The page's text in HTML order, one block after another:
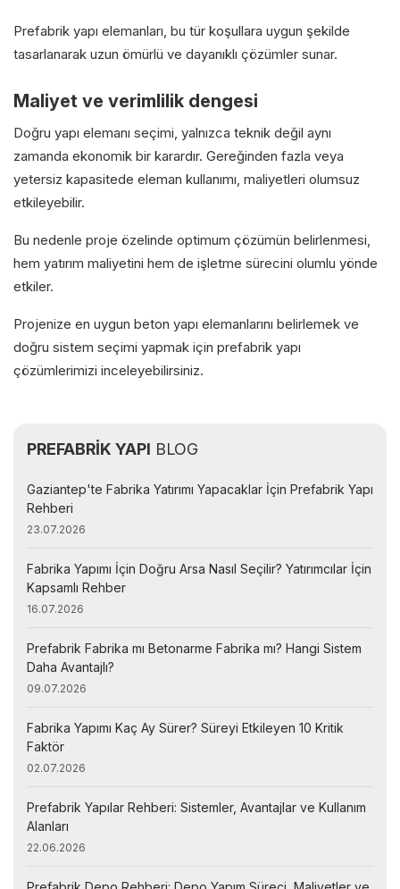
Prefabrik yapı elemanları, bu tür koşullara uygun şekilde
tasarlanarak uzun ömürlü ve dayanıklı çözümler sunar.
Maliyet ve verimlilik dengesi
Doğru yapı elemanı seçimi, yalnızca teknik değil aynı
zamanda ekonomik bir karardır. Gereğinden fazla veya
yetersiz kapasitede eleman kullanımı, maliyetleri olumsuz
etkileyebilir.
Bu nedenle proje özelinde optimum çözümün belirlenmesi,
hem yatırım maliyetini hem de işletme sürecini olumlu yönde
etkiler.
Projenize en uygun beton yapı elemanlarını belirlemek ve
doğru sistem seçimi yapmak için prefabrik yapı
çözümlerimizi inceleyebilirsiniz.
PREFABRİK YAPI BLOG
Gaziantep'te Fabrika Yatırımı Yapacaklar İçin Prefabrik Yapı
Rehberi
23.07.2026
Fabrika Yapımı İçin Doğru Arsa Nasıl Seçilir? Yatırımcılar İçin
Kapsamlı Rehber
16.07.2026
Prefabrik Fabrika mı Betonarme Fabrika mı? Hangi Sistem
Daha Avantajlı?
09.07.2026
Fabrika Yapımı Kaç Ay Sürer? Süreyi Etkileyen 10 Kritik
Faktör
02.07.2026
Prefabrik Yapılar Rehberi: Sistemler, Avantajlar ve Kullanım
Alanları
22.06.2026